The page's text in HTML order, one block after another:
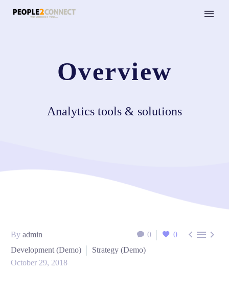
Overview
Analytics tools & solutions
0 0   
By admin
Development (Demo)
Strategy (Demo)
October 29, 2018